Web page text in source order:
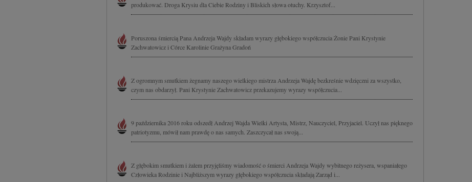
produkować. Droga Krysiu dla Ciebie Rodziny i Bliskich słowa otuchy. Krzysztof...
Poruszona śmiercią Pana Andrzeja Wajdy składam wyrazy głębokiego współczucia Żonie Pani Krystynie
Zachwatowicz i Córce Karolinie Grażyna Gradoń
Z ogromnym smutkiem żegnamy naszego wielkiego mistrza Andrzeja Wajdę bezkreśnie wdzięczni za wszystko,
czym nas obdarzył. Pani Krystynie Zachwatowicz przekazujemy wyrazy współczucia...
9 października 2016 roku odszedł Andrzej Wajda Wielki Artysta, Mistrz, Nauczyciel, Przyjaciel. Uczył nas pięknego
patriotyzmu, mówił nam prawdę o nas samych. Zaszczycał nas swoją...
Z głębokim smutkiem i żalem przyjęliśmy wiadomość o śmierci Andrzeja Wajdy wybitnego reżysera, wspaniałego
Człowieka Rodzinie i Najbliższym wyrazy głębokiego współczucia składają Zarząd i...